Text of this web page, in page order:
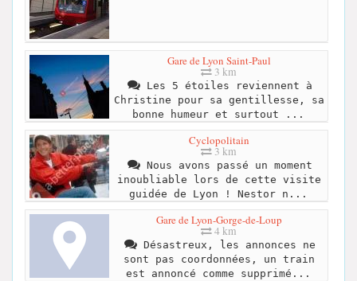
Gare de Lyon Saint-Paul
3 km
Les 5 étoiles reviennent à
Christine pour sa gentillesse, sa
bonne humeur et surtout ...
Cyclopolitain
3 km
Nous avons passé un moment
inoubliable lors de cette visite
guidée de Lyon ! Nestor n...
Gare de Lyon-Gorge-de-Loup
4 km
Désastreux, les annonces ne
sont pas coordonnées, un train
est annoncé comme supprimé...